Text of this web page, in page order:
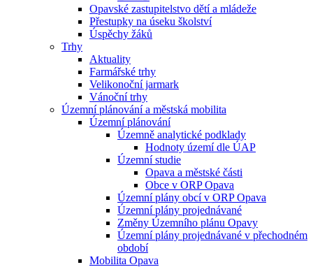
Opavské zastupitelstvo dětí a mládeže
Přestupky na úseku školství
Úspěchy žáků
Trhy
Aktuality
Farmářské trhy
Velikonoční jarmark
Vánoční trhy
Územní plánování a městská mobilita
Územní plánování
Územně analytické podklady
Hodnoty území dle ÚAP
Územní studie
Opava a městské části
Obce v ORP Opava
Územní plány obcí v ORP Opava
Územní plány projednávané
Změny Územního plánu Opavy
Územní plány projednávané v přechodném
období
Mobilita Opava